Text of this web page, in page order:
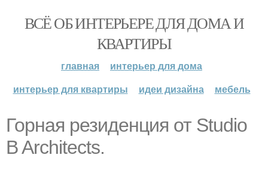
ВСЁ ОБ ИНТЕРЬЕРЕ ДЛЯ ДОМА И
КВАРТИРЫ
главная
интерьер для дома
интерьер для квартиры
идеи дизайна мебель
Горная резиденция от Studio
B Architects.